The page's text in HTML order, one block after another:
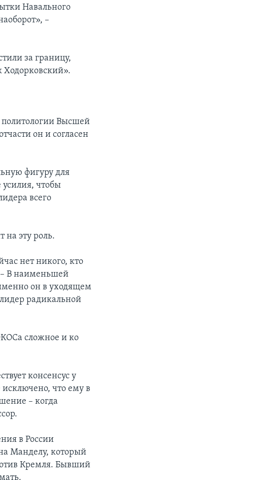
Навального
–
за границу,
Ходорковский».
Высшей
он и согласен
фигуру для
чтобы
всего
на эту роль.
нет никого, кто
– В наименьшей
он в уходящем
радикальной
сложное и ко
консенсус у
что ему в
– когда
в России
Манделу, который
Кремля. Бывший